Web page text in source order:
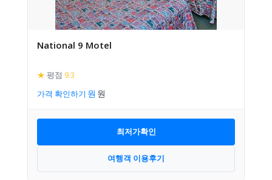
National 9 Motel
★ 평점 9.3
가격 확인하기
최저가확인
여행객 이용후기